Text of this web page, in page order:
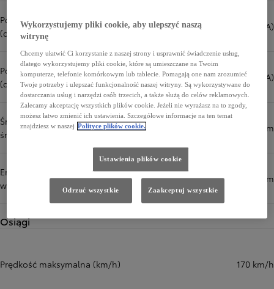
Poziom hałasu na postoju
(dB(A))
71,0 dB(A)
Poziom hałasu podczas jazdy
(dB(A))
68,0 dB(A)
Średnio (cykl mieszany, wartość
średnia) (l/100 km)
4,4 l/100 km
Emisja CO₂ (cykl mieszany,
wartość średnia) (g/km)
100 g/km
Osiągi
Prędkość maksymalna (km/h) 170 km/h
Wykorzystujemy pliki cookie, aby ulepszyć naszą
witrynę
Chcemy ułatwić Ci korzystanie z naszej strony i usprawnić świadczenie usług,
dlatego wykorzystujemy pliki cookie, które są umieszczane na Twoim
komputerze, telefonie komórkowym lub tablecie. Pomagają one nam zrozumieć
Twoje potrzeby i ulepszać funkcjonalność naszej witryny. Są wykorzystywane do
dostarczania usług i narzędzi osób trzecich, a także służą do celów reklamowych.
Zalecamy akceptację wszystkich plików cookie. Jeżeli nie wyrażasz na to zgody,
możesz łatwo zmienić ich ustawienia. Szczegółowe informacje na ten temat
znajdziesz w naszej Polityce plików cookie.
Ustawienia plików cookie
Odrzuć wszystkie Zaakceptuj wszystkie